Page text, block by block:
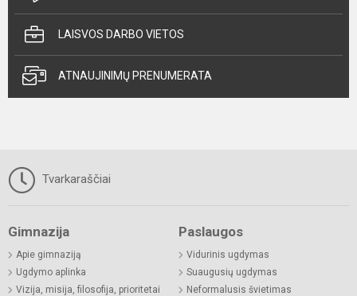
LAISVOS DARBO VIETOS
ATNAUJINIMŲ PRENUMERATA
Tvarkaraščiai
Gimnazija
Apie gimnaziją
Ugdymo aplinka
Vizija, misija, filosofija, prioritetai
Paslaugos
Vidurinis ugdymas
Suaugusių ugdymas
Neformalusis švietimas